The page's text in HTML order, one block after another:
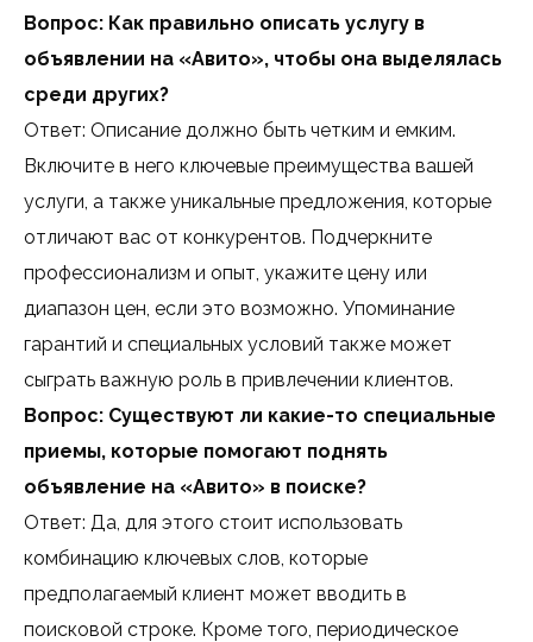
Вопрос: Как правильно описать услугу в
объявлении на «Авито», чтобы она выделялась
среди других?
Ответ: Описание должно быть четким и емким.
Включите в него ключевые преимущества вашей
услуги, а также уникальные предложения, которые
отличают вас от конкурентов. Подчеркните
профессионализм и опыт, укажите цену или
диапазон цен, если это возможно. Упоминание
гарантий и специальных условий также может
сыграть важную роль в привлечении клиентов.
Вопрос: Существуют ли какие-то специальные
приемы, которые помогают поднять
объявление на «Авито» в поиске?
Ответ: Да, для этого стоит использовать
комбинацию ключевых слов, которые
предполагаемый клиент может вводить в
поисковой строке. Кроме того, периодическое